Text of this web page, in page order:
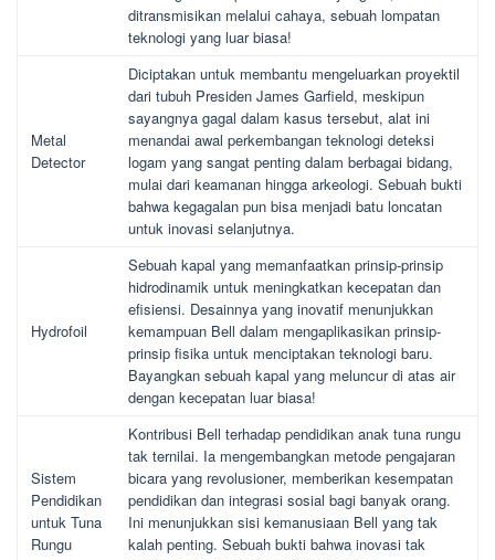
ditransmisikan melalui cahaya, sebuah lompatan
teknologi yang luar biasa!
Metal
Detector
Diciptakan untuk membantu mengeluarkan proyektil
dari tubuh Presiden James Garfield, meskipun
sayangnya gagal dalam kasus tersebut, alat ini
menandai awal perkembangan teknologi deteksi
logam yang sangat penting dalam berbagai bidang,
mulai dari keamanan hingga arkeologi. Sebuah bukti
bahwa kegagalan pun bisa menjadi batu loncatan
untuk inovasi selanjutnya.
Hydrofoil
Sebuah kapal yang memanfaatkan prinsip-prinsip
hidrodinamik untuk meningkatkan kecepatan dan
efisiensi. Desainnya yang inovatif menunjukkan
kemampuan Bell dalam mengaplikasikan prinsip-
prinsip fisika untuk menciptakan teknologi baru.
Bayangkan sebuah kapal yang meluncur di atas air
dengan kecepatan luar biasa!
Sistem
Pendidikan
untuk Tuna
Rungu
Kontribusi Bell terhadap pendidikan anak tuna rungu
tak ternilai. Ia mengembangkan metode pengajaran
bicara yang revolusioner, memberikan kesempatan
pendidikan dan integrasi sosial bagi banyak orang.
Ini menunjukkan sisi kemanusiaan Bell yang tak
kalah penting. Sebuah bukti bahwa inovasi tak